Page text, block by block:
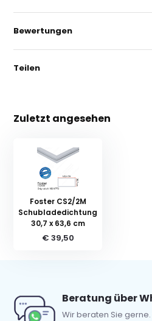
Bewertungen
Teilen
Zuletzt angesehen
Foster CS2/2M
Schubladedichtung
30,7 x 63,6 cm
€ 39,50
Beratung über
Wir beraten Sie